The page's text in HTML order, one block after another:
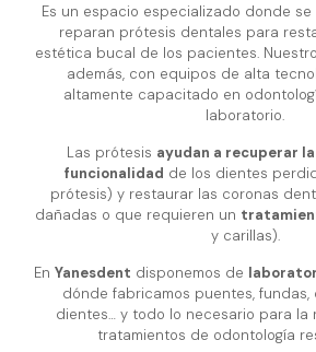
Es un espacio especializado donde
reparan prótesis dentales para
estética bucal de los pacientes.
además, con equipos de alta
altamente capacitado en
laboratorio.
Las prótesis ayudan a recuperar
funcionalidad de los dientes
prótesis) y restaurar las coronas
dañadas o que requieren un
y carillas).
En Yanesdent disponemos de
dónde fabricamos puentes, fundas,
dientes… y todo lo necesario para la
tratamientos de odontología